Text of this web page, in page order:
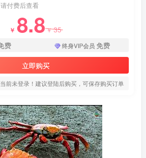
付费后查看
￥ 8.8￥35
费 终身VIP会员 免费
立即购买
前未登录！建议登陆后购买，可保存购买订单